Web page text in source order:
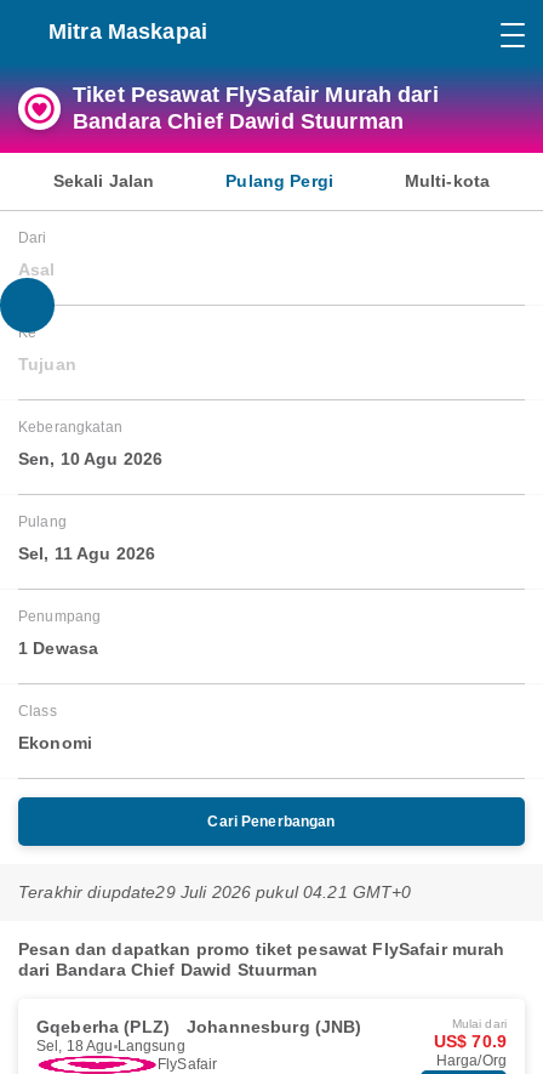
Mitra Maskapai
Tiket Pesawat FlySafair Murah dari
Bandara Chief Dawid Stuurman
Sekali Jalan Pulang Pergi Multi-kota
Dari
Asal
Ke
Tujuan
Keberangkatan
Sen, 10 Agu 2026
Pulang
Sel, 11 Agu 2026
Penumpang
1 Dewasa
Class
Ekonomi
Cari Penerbangan
Terakhir diupdate29 Juli 2026 pukul 04.21 GMT+0
Pesan dan dapatkan promo tiket pesawat FlySafair murah
dari Bandara Chief Dawid Stuurman
Gqeberha (PLZ) Johannesburg (JNB)
Sel, 18 Agu Langsung
FlySafair
Mulai dari
US$ 70.9
Harga/Org